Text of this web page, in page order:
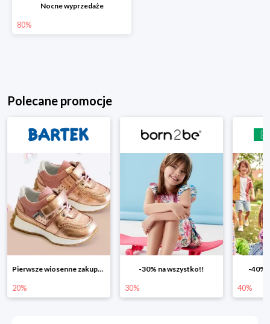
Nocne wyprzedaże
80%
Polecane promocje
Pierwsze wiosenne zakupy -20%
20%
-30% na wszystko!!
30%
-40%
40%